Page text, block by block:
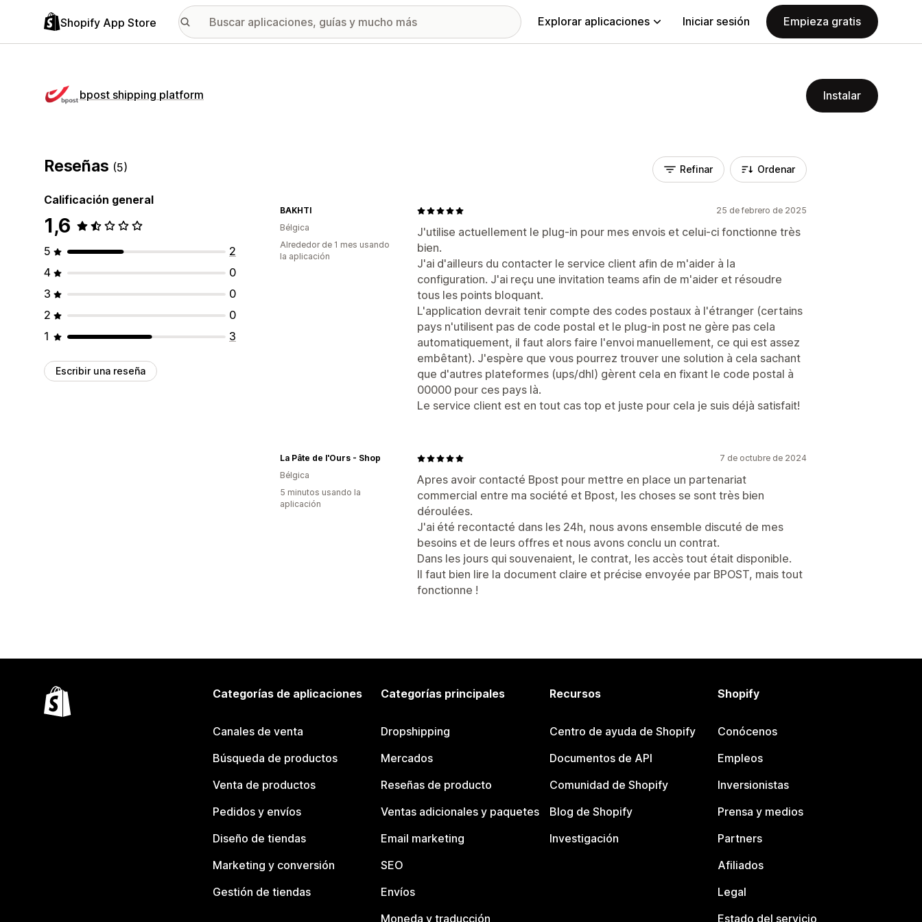
Shopify App Store Explorar aplicaciones Iniciar sesión Empieza gratis
bpost shipping platform Instalar
Reseñas (5)
Calificación general
1,6
5
2
4
0
3
0
2
0
1
3
Escribir una reseña
Refinar Ordenar
25 de febrero de 2025
J'utilise actuellement le plug-in pour mes envois et celui-ci fonctionne très
bien.
J'ai d'ailleurs du contacter le service client afin de m'aider à la
configuration. J'ai reçu une invitation teams afin de m'aider et résoudre
tous les points bloquant.
L'application devrait tenir compte des codes postaux à l'étranger (certains
pays n'utilisent pas de code postal et le plug-in post ne gère pas cela
automatiquement, il faut alors faire l'envoi manuellement, ce qui est assez
embêtant). J'espère que vous pourrez trouver une solution à cela sachant
que d'autres plateformes (ups/dhl) gèrent cela en fixant le code postal à
00000 pour ces pays là.
Le service client est en tout cas top et juste pour cela je suis déjà satisfait!
BAKHTI
Bélgica
Alrededor de 1 mes usando
la aplicación
7 de octubre de 2024
Apres avoir contacté Bpost pour mettre en place un partenariat
commercial entre ma société et Bpost, les choses se sont très bien
déroulées.
J'ai été recontacté dans les 24h, nous avons ensemble discuté de mes
besoins et de leurs offres et nous avons conclu un contrat.
Dans les jours qui souvenaient, le contrat, les accès tout était disponible.
Il faut bien lire la document claire et précise envoyée par BPOST, mais tout
fonctionne !
La Pâte de l'Ours - Shop
Bélgica
5 minutos usando la
aplicación
Categorías de aplicaciones
Canales de venta
Búsqueda de productos
Venta de productos
Pedidos y envíos
Diseño de tiendas
Marketing y conversión
Gestión de tiendas
Categorías principales
Dropshipping
Mercados
Reseñas de producto
Ventas adicionales y paquetes
Email marketing
SEO
Envíos
Moneda y traducción
Recursos
Centro de ayuda de Shopify
Documentos de API
Comunidad de Shopify
Blog de Shopify
Investigación
Shopify
Conócenos
Empleos
Inversionistas
Prensa y medios
Partners
Afiliados
Legal
Estado del servicio